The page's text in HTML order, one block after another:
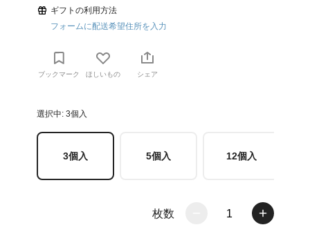
ギフトの利用方法
フォームに配送希望住所を入力
ブックマーク ほしいもの シェア
選択中: 3個入
3個入 5個入 12個入
枚数 1